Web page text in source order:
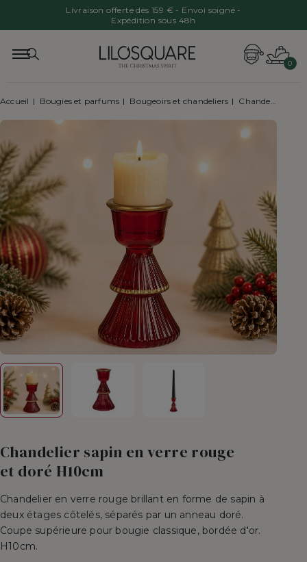
Livraison offerte dès 159 € - Envoi soigné -
Expédition sous 48h
0
Accueil Bougies et parfums Bougeoirs et chandeliers Chandelier sapin en verre rouge et doré H10cm
Chandelier sapin en verre rouge
et doré H10cm
Chandelier en verre rouge brillant en forme de sapin à
deux étages côtelés, séparés par un anneau doré.
Coupe supérieure pour bougie classique, bordée d'or.
H10cm.